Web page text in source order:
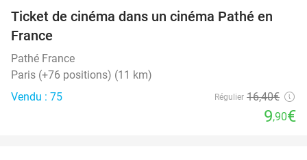
40%
Ticket de cinéma dans un cinéma Pathé en
France
Pathé France
Paris (+76 positions) (11 km)
Vendu : 75
Régulier 16,40€
9,90€